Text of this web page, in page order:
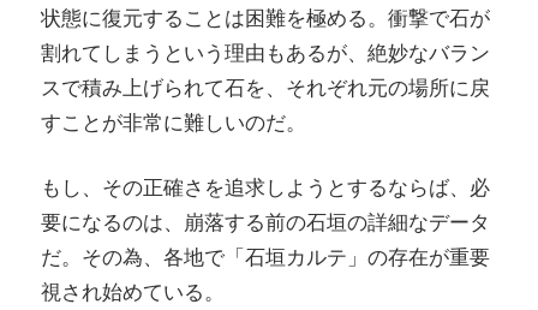
状態に復元することは困難を極める。衝撃で石が
割れてしまうという理由もあるが、絶妙なバラン
スで積み上げられて石を、それぞれ元の場所に戻
すことが非常に難しいのだ。
もし、その正確さを追求しようとするならば、必
要になるのは、崩落する前の石垣の詳細なデータ
だ。その為、各地で「石垣カルテ」の存在が重要
視され始めている。